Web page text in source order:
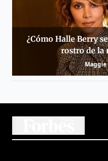
¿Cómo Halle Berry
rostro de la
Maggie